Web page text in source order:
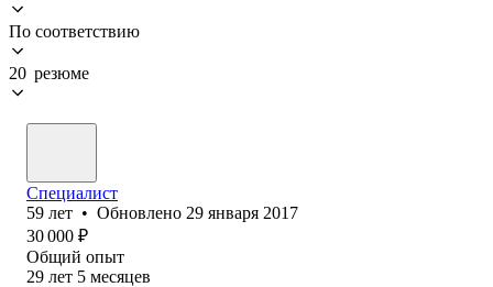
По соответствию
20 резюме
Специалист
59 лет • Обновлено 29 января 2017
30 000 ₽
Общий опыт
29 лет 5 месяцев